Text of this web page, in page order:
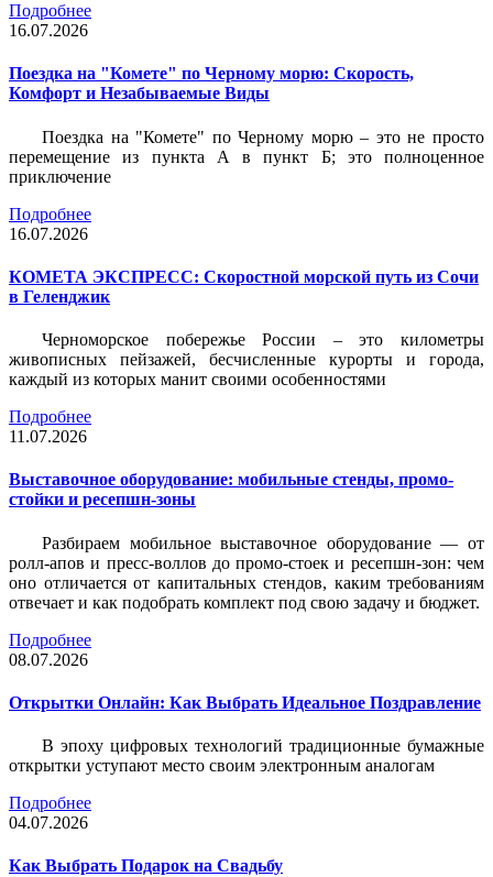
Подробнее
16.07.2026
Поездка на "Комете" по Черному морю: Скорость,
Комфорт и Незабываемые Виды
Поездка на "Комете" по Черному морю – это не просто
перемещение из пункта А в пункт Б; это полноценное
приключение
Подробнее
16.07.2026
КОМЕТА ЭКСПРЕСС: Скоростной морской путь из Сочи
в Геленджик
Черноморское побережье России – это километры
живописных пейзажей, бесчисленные курорты и города,
каждый из которых манит своими особенностями
Подробнее
11.07.2026
Выставочное оборудование: мобильные стенды, промо-
стойки и ресепшн-зоны
Разбираем мобильное выставочное оборудование — от
ролл-апов и пресс-воллов до промо-стоек и ресепшн-зон: чем
оно отличается от капитальных стендов, каким требованиям
отвечает и как подобрать комплект под свою задачу и бюджет.
Подробнее
08.07.2026
Открытки Онлайн: Как Выбрать Идеальное Поздравление
В эпоху цифровых технологий традиционные бумажные
открытки уступают место своим электронным аналогам
Подробнее
04.07.2026
Как Выбрать Подарок на Свадьбу